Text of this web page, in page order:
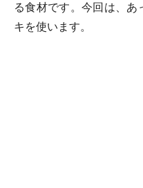
る食材です。今回は、
キを使います。